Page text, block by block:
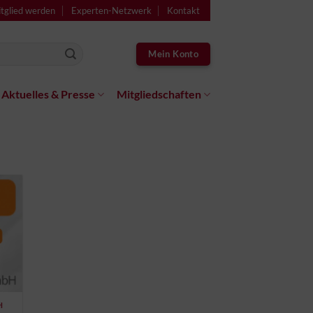
werden Experten-Netzwerk Kontakt
Mein Konto
Aktuelles & Presse Mitgliedschaften